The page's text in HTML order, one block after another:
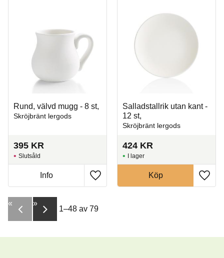
Rund, välvd mugg - 8 st,
Skröjbränt lergods
395 KR
Lägg till i favoriter
Slutsåld
Info
Salladstallrik utan kant -
12 st,
Skröjbränt lergods
424 KR
Lägg
I lager
Köp
1–48 av 79
« »